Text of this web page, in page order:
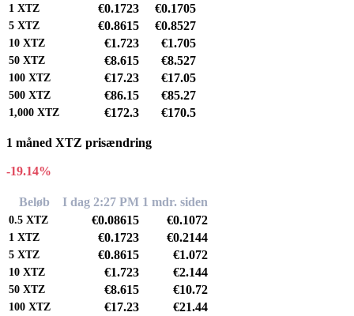
1 XTZ €0.1723 €0.1705
5 XTZ €0.8615 €0.8527
10 XTZ €1.723 €1.705
50 XTZ €8.615 €8.527
100 XTZ €17.23 €17.05
500 XTZ €86.15 €85.27
1,000 XTZ €172.3 €170.5
1 måned XTZ prisændring
-19.14%
Beløb I dag 2:27 PM 1 mdr. siden
0.5 XTZ €0.08615 €0.1072
1 XTZ €0.1723 €0.2144
5 XTZ €0.8615 €1.072
10 XTZ €1.723 €2.144
50 XTZ €8.615 €10.72
100 XTZ €17.23 €21.44